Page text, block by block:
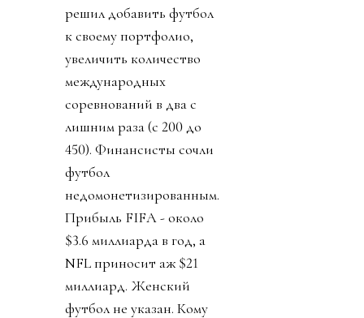
решил добавить футбол
к своему портфолио,
увеличить количество
международных
соревнований в два с
лишним раза (с 200 до
450). Финансисты сочли
футбол
недомонетизированным.
Прибыль FIFA - около
$3.6 миллиарда в год, а
NFL приносит аж $21
миллиард. Женский
футбол не указан. Кому